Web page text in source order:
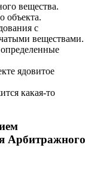
вещества.
объекта.
с
веществами.
ядовитое
какая-то
Арбитражного